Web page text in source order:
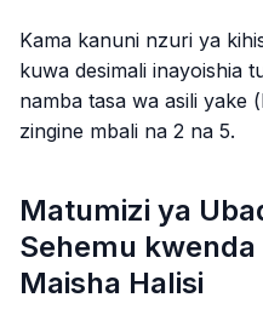
Kama kanuni nzuri ya
kuwa desimali inayoishia
namba tasa wa asili yake
zingine mbali na 2 na 5.
Matumizi ya
Sehemu
Maisha Halisi